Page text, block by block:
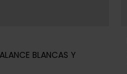
BLANCAS Y